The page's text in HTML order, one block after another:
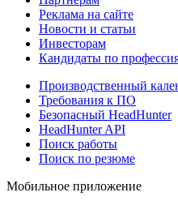
Реклама на сайте
Новости и статьи
Инвесторам
Кандидаты по
Производственный
Требования к ПО
Безопасный HeadHunter
HeadHunter API
Поиск работы
Поиск по резюме
Мобильное приложение